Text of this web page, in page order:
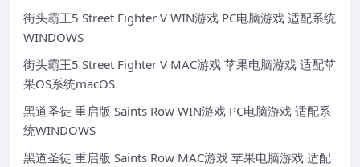
街头霸王5 Street Fighter V WIN游戏 PC电脑游戏 适配系统
WINDOWS
街头霸王5 Street Fighter V MAC游戏 苹果电脑游戏 适配苹
果OS系统macOS
黑道圣徒 重启版 Saints Row WIN游戏 PC电脑游戏 适配系
统WINDOWS
黑道圣徒 重启版 Saints Row MAC游戏 苹果电脑游戏 适配